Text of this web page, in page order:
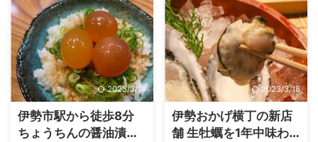
2023/3/18
伊勢市駅から徒歩8分
ちょうちんの醤油漬け
2023/3/18
伊勢おかげ横丁の新店
舗 生牡蠣を1年中味わ